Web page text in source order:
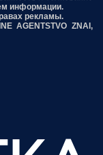
информации.
рекламы.
AGENTSTVO ZNAI,